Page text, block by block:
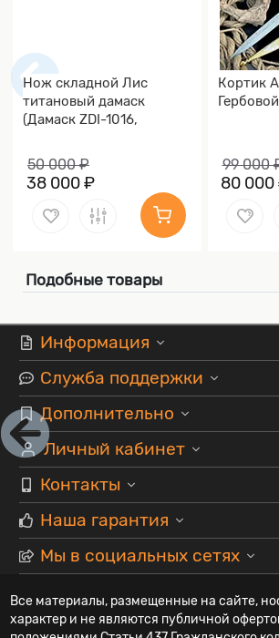
Нож складной Лис
титановый дамаск
(Дамаск ZDI-1016,
50 000 ₽
38 000 ₽
Кортик
Гербовой
99 000
80 000
Подобные товары
Информация
Служба поддержки
Дополнительно
Личный кабинет
Контакты
Наша гарантия
Мы в социальных сетях
Все материалы, размещенные на сайте,
характер и не являются публичной